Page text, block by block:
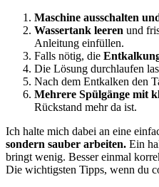
Maschine ausschalten
Wassertank leeren und
Anleitung einfüllen.
Falls nötig, die
Die Lösung durchlaufen
Nach dem Entkalken den
Mehrere Spülgänge mit
Rückstand mehr da ist.
Ich halte mich dabei an eine
sondern sauber arbeiten. Ein
bringt wenig. Besser einmal
Die wichtigsten Tipps, wenn du